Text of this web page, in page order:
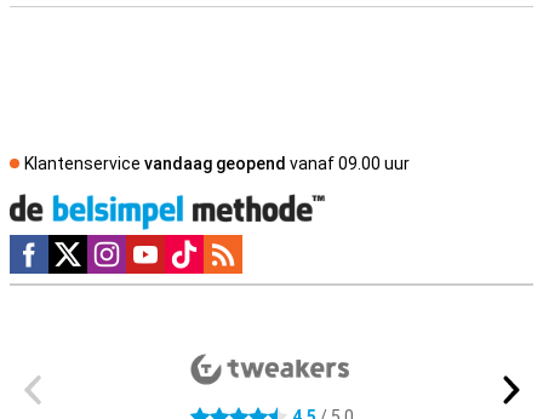
Klantenservice vandaag geopend vanaf 09.00 uur
Social media